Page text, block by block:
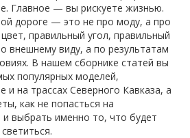
Главное — вы рискуете жизнью.
дороге — это не про моду, а про
правильный угол, правильный
внешнему виду, а по результатам
В нашем сборнике статей вы
популярных моделей,
и на трассах Северного Кавказа, а
как не попасться на
и выбрать именно то, что будет